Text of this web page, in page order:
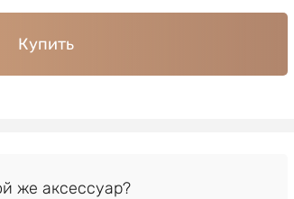
Купить
Хотите продать такой же аксессуар?